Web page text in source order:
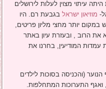
עיתוי מצוין לעלות לירושלים
מוזיאון ישראל בגבעת רם. היו
יותר מחצי מליון פריטים,
את הרוב , ובעזרת עיון באתר
עמדות המודיעין, בחרנו את
(והכניסה בסוכות לילדים
ואגף התערוכות המתחלפות.